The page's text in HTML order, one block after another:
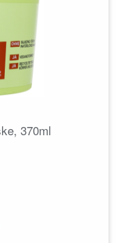
370ml